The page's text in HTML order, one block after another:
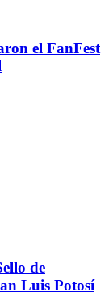
el FanFest
de
Luis Potosí